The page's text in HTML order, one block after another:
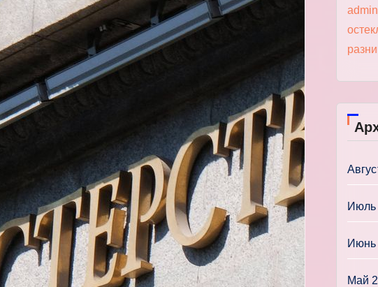
admin
Июль
Июнь
Май